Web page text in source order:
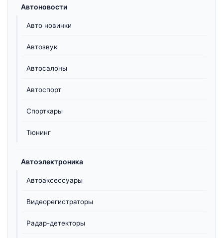
Автоновости
Авто новинки
Автозвук
Автосалоны
Автоспорт
Спорткары
Тюнинг
Автоэлектроника
Автоаксессуары
Видеорегистраторы
Радар-детекторы